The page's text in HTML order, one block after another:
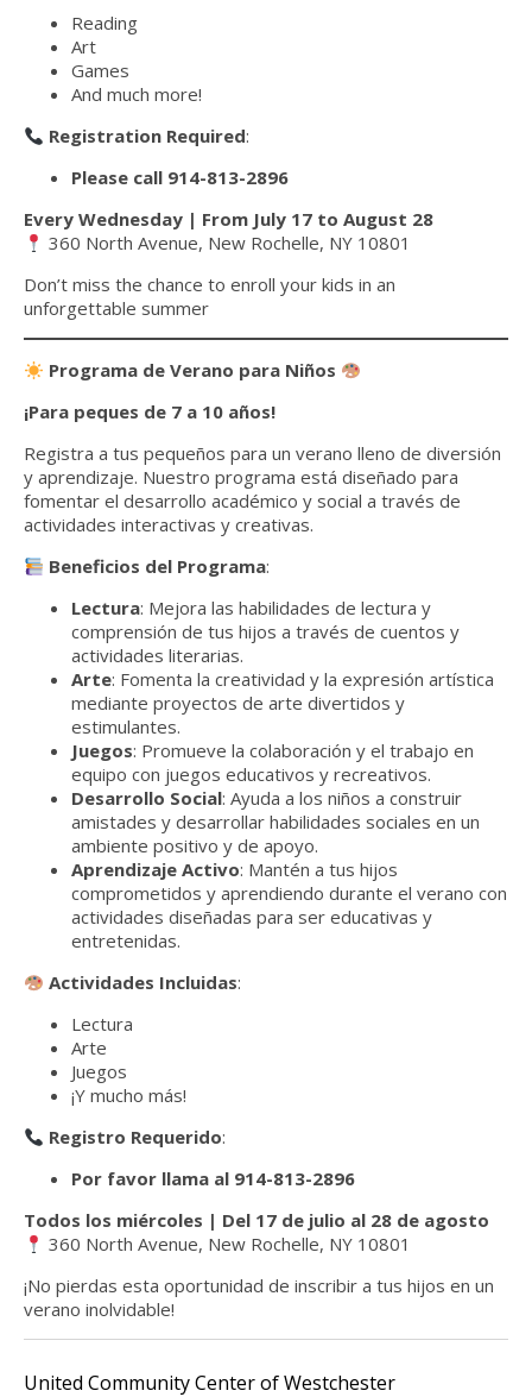
Reading
Art
Games
And much more!
Registration Required:
Please call 914-813-2896
Every Wednesday | From July 17 to August 28
360 North Avenue, New Rochelle, NY 10801
Don’t miss the chance to enroll your kids in an
unforgettable summer
Programa de Verano para Niños
¡Para peques de 7 a 10 años!
Registra a tus pequeños para un verano lleno de diversión
y aprendizaje. Nuestro programa está diseñado para
fomentar el desarrollo académico y social a través de
actividades interactivas y creativas.
Beneficios del Programa:
Lectura: Mejora las habilidades de lectura y
comprensión de tus hijos a través de cuentos y
actividades literarias.
Arte: Fomenta la creatividad y la expresión artística
mediante proyectos de arte divertidos y
estimulantes.
Juegos: Promueve la colaboración y el trabajo en
equipo con juegos educativos y recreativos.
Desarrollo Social: Ayuda a los niños a construir
amistades y desarrollar habilidades sociales en un
ambiente positivo y de apoyo.
Aprendizaje Activo: Mantén a tus hijos
comprometidos y aprendiendo durante el verano con
actividades diseñadas para ser educativas y
entretenidas.
Actividades Incluidas:
Lectura
Arte
Juegos
¡Y mucho más!
Registro Requerido:
Por favor llama al 914-813-2896
Todos los miércoles | Del 17 de julio al 28 de agosto
360 North Avenue, New Rochelle, NY 10801
¡No pierdas esta oportunidad de inscribir a tus hijos en un
verano inolvidable!
United Community Center of Westchester